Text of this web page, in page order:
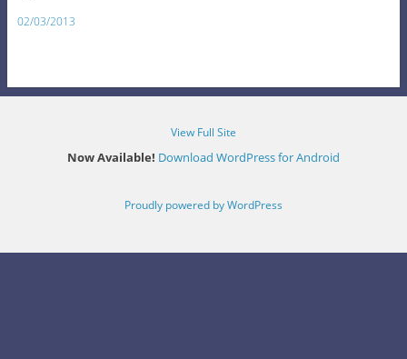
02/03/2013
View Full Site
Now Available! Download WordPress for Android
Proudly powered by WordPress